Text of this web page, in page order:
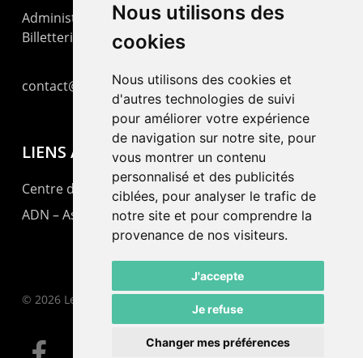
Nous utilisons des
cookies
Nous utilisons des cookies et
d'autres technologies de suivi
pour améliorer votre expérience
de navigation sur notre site, pour
vous montrer un contenu
personnalisé et des publicités
ciblées, pour analyser le trafic de
notre site et pour comprendre la
provenance de nos visiteurs.
J'accepte
Je refuse
Changer mes préférences
Administration : +41 32 725 03 03
Billetterie : +41 32 725 05 05
contact@lepommier.ch
LIENS AMIS
Centre de culture ABC
ADN – Association Danse Neuchâtel
© 2026 Le Pommier.
facebook email